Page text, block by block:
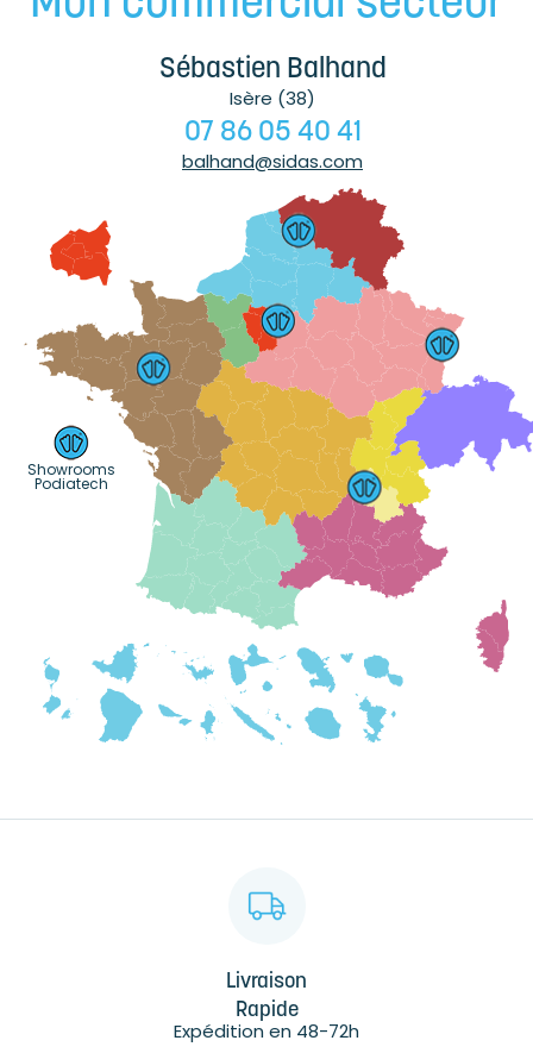
Sébastien Balhand
Isère (38)
07 86 05 40 41
balhand@sidas.com
Showrooms
Podiatech
Livraison
Rapide
Expédition en 48-72h